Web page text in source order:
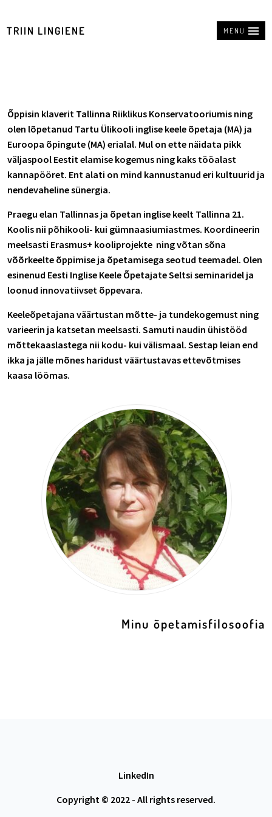
MENU
TRIIN LINGIENE
Õppisin klaverit Tallinna Riiklikus Konservatooriumis ning
olen lõpetanud Tartu Ülikooli inglise keele õpetaja (MA) ja
Euroopa õpingute (MA) erialal. Mul on ette näidata pikk
väljaspool Eestit elamise kogemus ning kaks tööalast
kannapööret. Ent alati on mind kannustanud eri kultuurid ja
nendevaheline sünergia.
Praegu elan Tallinnas ja õpetan inglise keelt Tallinna 21.
Koolis nii põhikooli- kui gümnaasiumiastmes. Koordineerin
meelsasti Erasmus+ kooliprojekte ning võtan sõna
võõrkeelte õppimise ja õpetamisega seotud teemadel. Olen
esinenud Eesti Inglise Keele Õpetajate Seltsi seminaridel ja
loonud innovatiivset õppevara.
Keeleõpetajana väärtustan mõtte- ja tundekogemust ning
varieerin ja katsetan meelsasti. Samuti naudin ühistööd
mõttekaaslastega nii kodu- kui välismaal. Sestap leian end
ikka ja jälle mõnes haridust väärtustavas ettevõtmises
kaasa löömas.
Minu õpetamisfilosoofia
LinkedIn
Copyright © 2022 - All rights reserved.